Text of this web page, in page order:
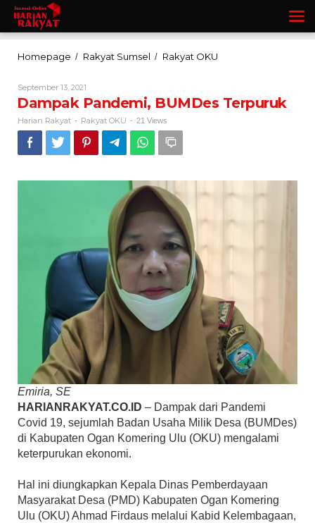
Lewati
konten
Homepage / Rakyat Sumsel / Rakyat OKU
September 13, 2021
Harian
Rakyat
Dampak Pandemi, BUMDes Terpuruk
Harian Rakyat - Rakyat OKU - 21 Views
Emiria, SE
HARIANRAKYAT.CO.ID – Dampak dari Pandemi
Covid 19, sejumlah Badan Usaha Milik Desa (BUMDes)
di Kabupaten Ogan Komering Ulu (OKU) mengalami
keterpurukan ekonomi.
Hal ini diungkapkan Kepala Dinas Pemberdayaan
Masyarakat Desa (PMD) Kabupaten Ogan Komering
Ulu (OKU) Ahmad Firdaus melalui Kabid Kelembagaan,